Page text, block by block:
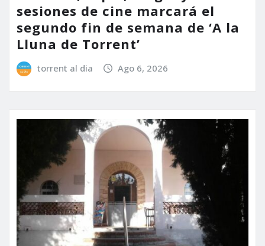
sesiones de cine marcará el
segundo fin de semana de ‘A la
Lluna de Torrent’
torrent al dia Ago 6, 2026